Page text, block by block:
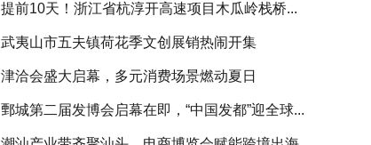
提前10天！浙江省杭淳开高速项目木瓜岭栈桥...
武夷山市五夫镇荷花季文创展销热闹开集
津洽会盛大启幕，多元消费场景燃动夏日
鄄城第二届发博会启幕在即，“中国发都”迎全球...